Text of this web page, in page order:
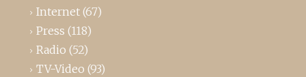
Internet (67)
Press (118)
Radio (52)
TV-Video (93)